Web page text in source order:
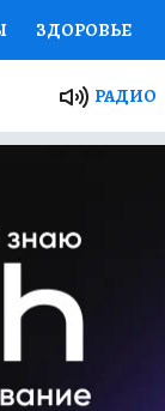
ЗДОРОВЬЕ
РОССИИ
ПОТРЕБИТЕЛЯ
РАДИО